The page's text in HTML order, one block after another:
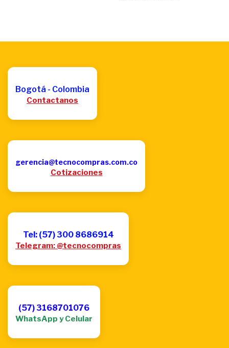
Bogotá - Colombia
Contactanos
gerencia@tecnocompras.com.co
Cotizaciones
Tel: (57) 300 8686914
Telegram: @tecnocompras
(57) 3168701076
WhatsApp y Celular